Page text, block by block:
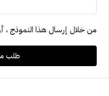
من خلال إرسال هذا النموذج ،
طلب